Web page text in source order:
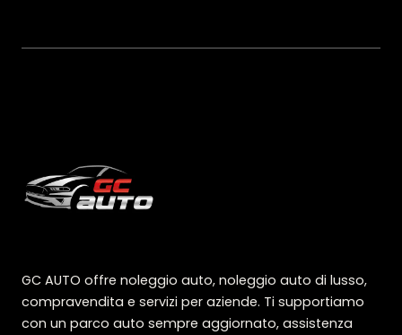
GC AUTO offre noleggio auto, noleggio auto di lusso,
compravendita e servizi per aziende. Ti supportiamo
con un parco auto sempre aggiornato, assistenza